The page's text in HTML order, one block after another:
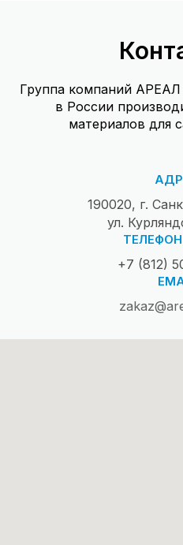
Группа компаний
в России
материалов для
190020, г.
ул.
+7 (812)